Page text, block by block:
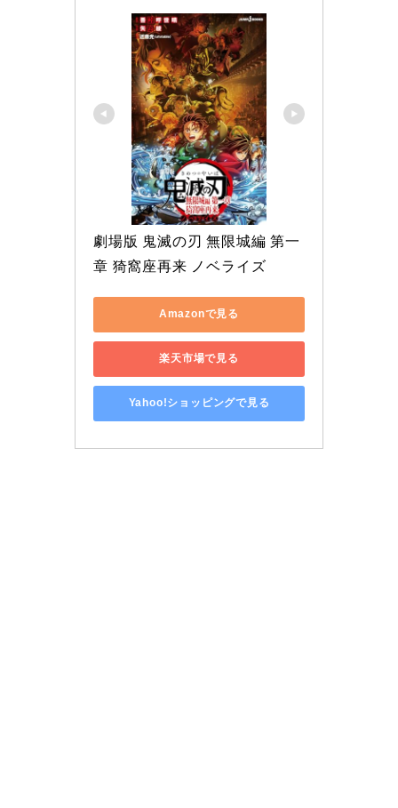
劇場版 鬼滅の刃 無限城編 第一
章 猗窩座再来 ノベライズ
Amazonで見る
楽天市場で見る
Yahoo!ショッピングで見る